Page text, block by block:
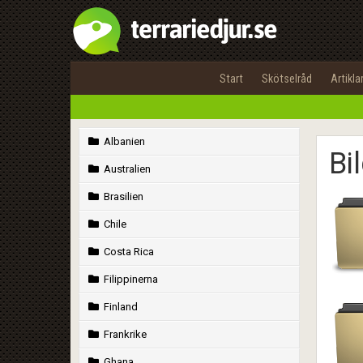
Start Skötselråd Artiklar
Albanien
Australien
Brasilien
Chile
Costa Rica
Filippinerna
Finland
Frankrike